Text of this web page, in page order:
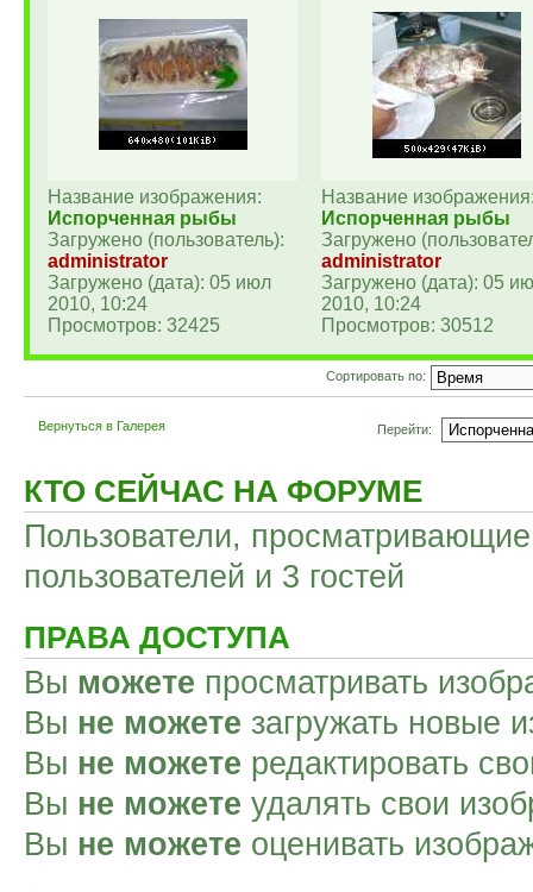
Название изображения:
Испорченная рыбы
Загружено (пользователь):
administrator
Загружено (дата): 05 июл
2010, 10:24
Просмотров: 32425
Название
Испорченная рыбы
Загружено
administrator
Загружено (дата): 05
2010, 10:24
Просмотров: 30512
Сортировать по:
Вернуться в Галерея Перейти:
КТО СЕЙЧАС НА ФОРУМЕ
Пользователи,
пользователей и 3 гостей
ПРАВА ДОСТУПА
Вы можете просматривать
Вы не можете загружать новые
Вы не можете редактировать
Вы не можете удалять свои
Вы не можете оценивать